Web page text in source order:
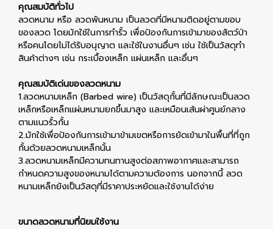
คุณสมบัติทั่วไป
ลวดหนาม หรือ ลวดพันหนาม เป็นลวดที่มีหนามติดอยู่ตามขอบ
ของลวด โดยมักใช้ในการทำรั้ว เพื่อป้องกันการเข้ามาของสัตว์ป่า
หรือคนโดยไม่ได้รับอนุญาต และใช้ในงานอื่นๆ เช่น ใช้เป็นวัสดุทำ
สินค้าต่างๆ เช่น กระเบื้องเหล็ก แผ่นเหล็ก และอื่นๆ
คุณสมบัติเด่นของลวดหนาม
1.ลวดหนามเหล็ก (Barbed wire) เป็นวัสดุกั้นที่มีลักษณะเป็นลวด
เหล็กหรือเหล็กแผ่นหนามยกขึ้นมาสูง และเหมือนเส้นผ่าศูนย์กลาง
ตามแนวรั้วกั้น
2.มักใช้เพื่อป้องกันการเข้ามาข้ามเขตหรือการยัดเข้ามาในพื้นที่ที่ถูก
กั้นด้วยลวดหนามเหล็กนั้น
3.ลวดหนามเหล็กมีความทนทานสูงต่อสภาพอากาศและสามารถ
กำหนดความสูงของหนามได้ตามความต้องการ นอกจากนี้ ลวด
หนามเหล็กยังเป็นวัสดุที่มีราคาประหยัดและใช้งานได้ง่าย
ขนาดลวดหนามที่นิยมใช้งาน